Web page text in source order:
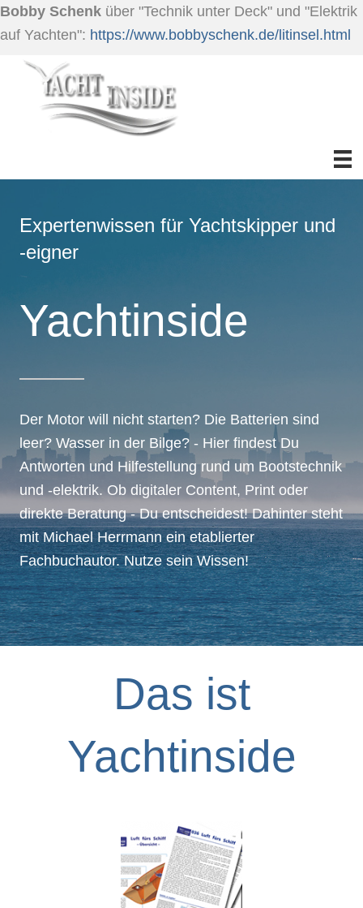
Bobby Schenk über "Technik unter Deck" und "Elektrik
auf Yachten": https://www.bobbyschenk.de/litinsel.html
Expertenwissen für Yachtskipper und
-eigner
Yachtinside
Der Motor will nicht starten? Die Batterien sind
leer? Wasser in der Bilge? - Hier findest Du
Antworten und Hilfestellung rund um Bootstechnik
und -elektrik. Ob digitaler Content, Print oder
direkte Beratung - Du entscheidest! Dahinter steht
mit Michael Herrmann ein etablierter
Fachbuchautor. Nutze sein Wissen!
Das ist
Yachtinside